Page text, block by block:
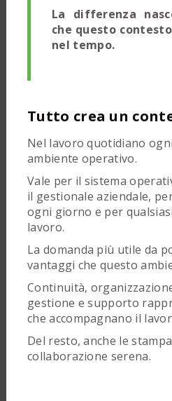
La differenza
che questo
nel tempo.
Tutto crea un
Nel lavoro quotidiano
ambiente operativo.
Vale per il sistema
il gestionale aziendale,
ogni giorno e per
lavoro.
La domanda più utile da
vantaggi che questo
Continuità,
gestione e supporto
che accompagnano il
Del resto, anche le
collaborazione serena.